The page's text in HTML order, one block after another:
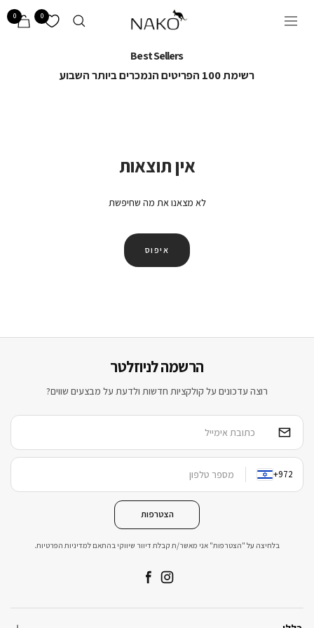
ניווט
NAKO
0
0
Best Sellers
רשימת 100 הפריטים הנמכרים ביותר השבוע
אין תוצאות
לא מצאנו את מה שחיפשת
איפוס
הרשמה לניוזלטר
רוצה עדכונים על קולקציות חדשות ולדעת על מבצעים שווים?
+972
הצטרפות
בלחיצה על "הצטרפות" אני מאשר/ת קבלת דיוור שיווקי בהתאם למדיניות הפרטיות.